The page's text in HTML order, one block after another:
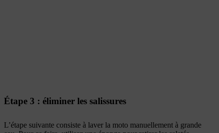
Étape 3 : éliminer les salissures
L’étape suivante consiste à laver la moto manuellement à grande